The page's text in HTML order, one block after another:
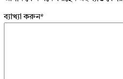
ব্যাখ্যা করুন*